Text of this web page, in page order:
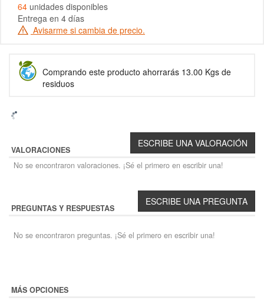
64 unidades disponibles
Entrega en 4 días
Avisarme si cambia de precio.
Comprando este producto ahorrarás 13.00 Kgs de
residuos
VALORACIONES
No se encontraron valoraciones. ¡Sé el primero en escribir una!
PREGUNTAS Y RESPUESTAS
No se encontraron preguntas. ¡Sé el primero en escribir una!
MÁS OPCIONES